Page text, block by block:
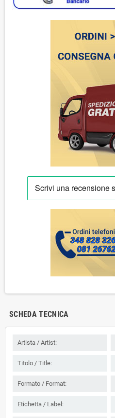
SCHEDA TECNICA
Artista / Artist:
Titolo / Title:
Formato / Format:
Etichetta / Label: